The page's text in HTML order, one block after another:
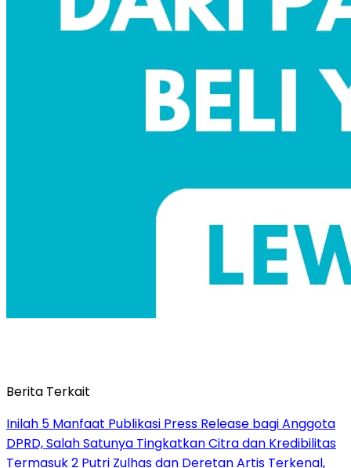
Berita Terkait
Inilah 5 Manfaat Publikasi Press Release bagi Anggota
DPRD, Salah Satunya Tingkatkan Citra dan Kredibilitas
Termasuk 2 Putri Zulhas dan Deretan Artis Terkenal,